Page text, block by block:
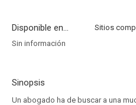
Disponible en...
Sin información
Sinopsis
Un abogado ha de buscar a una